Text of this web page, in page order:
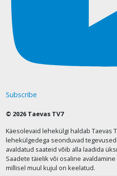
Subscribe
© 2026 Taevas TV7
Käesolevaid lehekülgi haldab Taevas
lehekülgedega seonduvad
avaldatud saateid võib alla laadida
Saadete täielik või osaline
millisel muul kujul on keelatud.